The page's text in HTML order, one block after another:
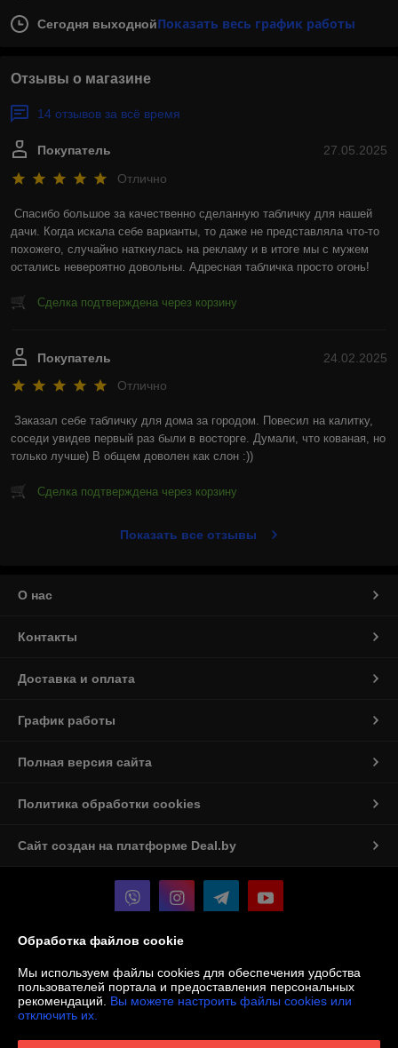
Сегодня выходнойПоказать весь график работы
Отзывы о магазине
14 отзывов за всё время
27.05.2025
Покупатель
Отлично
Спасибо большое за качественно сделанную табличку для нашей
дачи. Когда искала себе варианты, то даже не представляла что-то
похожего, случайно наткнулась на рекламу и в итоге мы с мужем
остались невероятно довольны. Адресная табличка просто огонь!
Сделка подтверждена через корзину
24.02.2025
Покупатель
Отлично
Заказал себе табличку для дома за городом. Повесил на калитку,
соседи увидев первый раз были в восторге. Думали, что кованая, но
только лучше) В общем доволен как слон :))
Сделка подтверждена через корзину
Показать все отзывы
О нас
Контакты
Доставка и оплата
График работы
Полная версия сайта
Политика обработки cookies
Сайт создан на платформе Deal.by
Юридическое лицо:ООО «Мастерская Алюмен»
БЕЛАРУСЬ, БРЕСТСКАЯ ОБЛ., Г. БАРАНОВИЧИ, УЛ. ВИЛЬЯМСА, ДОМ
16Б, 225405
Регистрационный номер ЕГР: 291825383
Обработка файлов cookie
Мы используем файлы cookies для обеспечения удобства
пользователей портала и предоставления персональных
рекомендаций. Вы можете настроить файлы cookies или
отключить их.